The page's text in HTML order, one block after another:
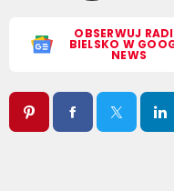
OBSERWUJ
BIELSKO W
NEWS